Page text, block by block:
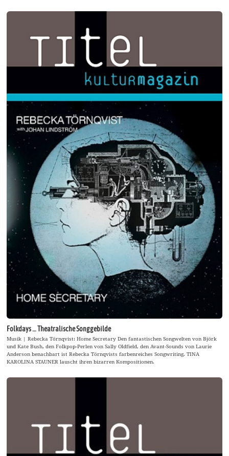
Folkdays … Theatralische Songgebilde
Musik | Rebecka Törnqvist: Home Secretary Den fantastischen Songwelten von Björk
und Kate Bush, den Folkpop-Perlen von Sally Oldfield, den Avant-Sounds von Laurie
Anderson benachbart ist Rebecka Törnqvists farbenreiches Songwriting. TINA
KAROLINA STAUNER lauscht ihren bizarren Kompositionen.